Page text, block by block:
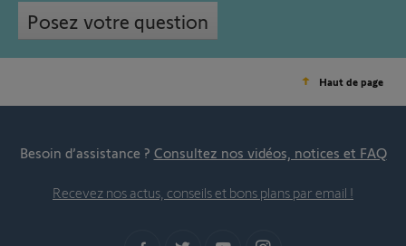
Posez votre question
Haut de page
Besoin d’assistance ? Consultez nos vidéos, notices et FAQ
Recevez nos actus, conseils et bons plans par email !